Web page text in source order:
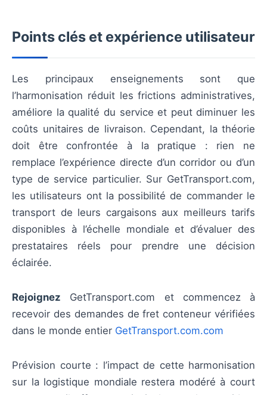
Points clés et expérience utilisateur
Les principaux enseignements sont que
l’harmonisation réduit les frictions administratives,
améliore la qualité du service et peut diminuer les
coûts unitaires de livraison. Cependant, la théorie
doit être confrontée à la pratique : rien ne
remplace l’expérience directe d’un corridor ou d’un
type de service particulier. Sur GetTransport.com,
les utilisateurs ont la possibilité de commander le
transport de leurs cargaisons aux meilleurs tarifs
disponibles à l’échelle mondiale et d’évaluer des
prestataires réels pour prendre une décision
éclairée.
Rejoignez GetTransport.com et commencez à
recevoir des demandes de fret conteneur vérifiées
dans le monde entier GetTransport.com.com
Prévision courte : l’impact de cette harmonisation
sur la logistique mondiale restera modéré à court